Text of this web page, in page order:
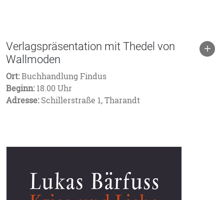
Verlagspräsentation mit Thedel von
Wallmoden
Ort:Buchhandlung Findus
Beginn:18.00 Uhr
Adresse:Schillerstraße 1, Tharandt